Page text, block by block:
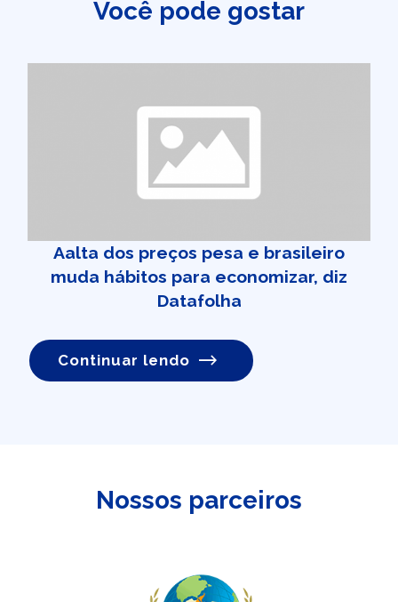
Você pode gostar
Aalta dos preços pesa e brasileiro
muda hábitos para economizar, diz
Datafolha
Continuar lendo
Nossos parceiros